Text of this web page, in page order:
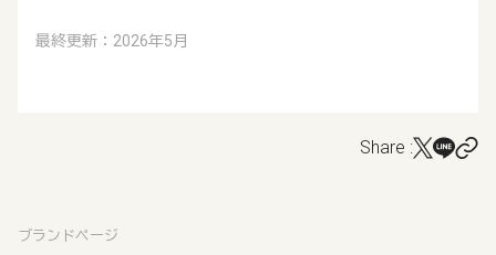
最終更新：2026年5月
Share :
ブランドページ